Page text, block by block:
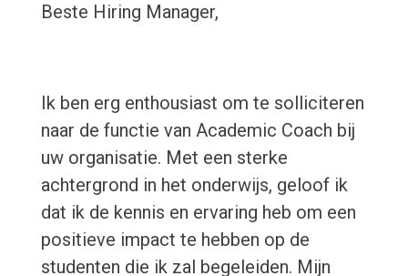
Beste Hiring Manager,
Ik ben erg enthousiast om te solliciteren
naar de functie van Academic Coach bij
uw organisatie. Met een sterke
achtergrond in het onderwijs, geloof ik
dat ik de kennis en ervaring heb om een
positieve impact te hebben op de
studenten die ik zal begeleiden. Mijn